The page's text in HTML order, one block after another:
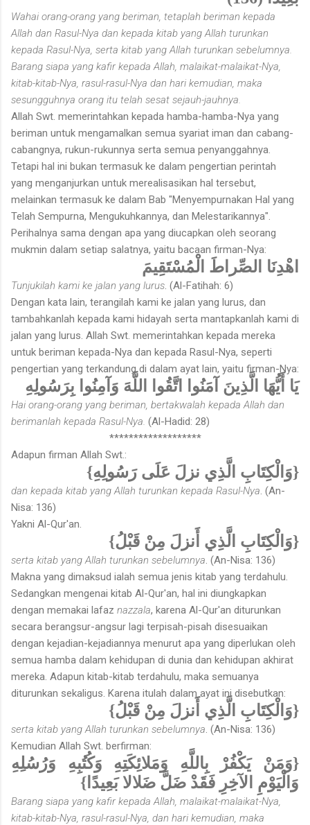
Wahai orang-orang yang beriman, tetaplah beriman kepada
Allah dan Rasul-Nya dan kepada kitab yang Allah turunkan
kepada Rasul-Nya, serta kitab yang Allah turunkan sebelumnya.
Barang siapa yang kafir kepada Allah, malaikat-malaikat-Nya,
kitab-kitab-Nya, rasul-rasul-Nya dan hari kemudian, maka
sesungguhnya orang itu telah sesat sejauh-jauhnya.
Allah Swt. memerintahkan kepada hamba-hamba-Nya yang
beriman untuk mengamalkan semua syariat iman dan cabang-
cabangnya, rukun-rukunnya serta semua penyanggahnya.
Tetapi hal ini bukan termasuk ke dalam pengertian perintah
yang menganjurkan untuk merealisasikan hal tersebut,
melainkan termasuk ke dalam Bab "Menyempurnakan Hal yang
Telah Sempurna, Mengukuhkannya, dan Melestarikannya".
Perihalnya sama dengan apa yang diucapkan oleh seorang
mukmin dalam setiap salatnya, yaitu bacaan firman-Nya:
اهْدِنَا الصِّراطَ الْمُسْتَقِيمَ
Tunjukilah kami ke jalan yang lurus . (Al-Fatihah: 6)
Dengan kata lain, terangilah kami ke jalan yang lurus, dan
tambahkanlah kepada kami hidayah serta mantapkanlah kami di
jalan yang lurus. Allah Swt. memerintahkan kepada mereka
untuk beriman kepada-Nya dan kepada Rasul-Nya, seperti
pengertian yang terkandung di dalam ayat lain, yaitu firman-Nya:
يَا أَيُّهَا الَّذِينَ آمَنُوا اتَّقُوا اللَّهَ وَآمِنُوا بِرَسُولِهِ
Hai orang-orang yang beriman, bertakwalah kepada Allah dan
berimanlah kepada Rasul-Nya. (Al-Hadid: 28)
*******************
Adapun firman Allah Swt.:
{وَالْكِتَابِ الَّذِي نزلَ عَلَى رَسُولِهِ}
dan kepada kitab yang Allah turunkan kepada Rasul-Nya . (An-
Nisa: 136)
Yakni Al-Qur'an.
{وَالْكِتَابِ الَّذِي أَنزلَ مِنْ قَبْلُ}
serta kitab yang Allah turunkan sebelumnya . (An-Nisa: 136)
Makna yang dimaksud ialah semua jenis kitab yang terdahulu.
Sedangkan mengenai kitab Al-Qur'an, hal ini diungkapkan
dengan memakai lafaz nazzala, karena Al-Qur'an diturunkan
secara berangsur-angsur lagi terpisah-pisah disesuaikan
dengan kejadian-kejadiannya menurut apa yang diperlukan oleh
semua hamba dalam kehidupan di dunia dan kehidupan akhirat
mereka. Adapun kitab-kitab terdahulu, maka semuanya
diturunkan sekaligus. Karena itulah dalam ayat ini disebutkan:
{وَالْكِتَابِ الَّذِي أَنزلَ مِنْ قَبْلُ}
serta kitab yang Allah turunkan sebelumnya . (An-Nisa: 136)
Kemudian Allah Swt. berfirman:
{وَمَنْ يَكْفُرْ بِاللَّهِ وَمَلائِكَتِهِ وَكُتُبِهِ وَرُسُلِهِ
وَالْيَوْمِ الآخِرِ فَقَدْ ضَلَّ ضَلالا بَعِيدًا}
Barang siapa yang kafir kepada Allah, malaikat-malaikat-Nya,
kitab-kitab-Nya, rasul-rasul-Nya, dan hari kemudian, maka